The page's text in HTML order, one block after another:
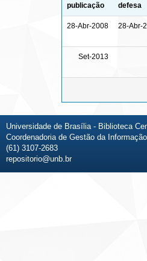
publicação
defesa
28-Abr-2008 28-Abr-
Set-2013
Universidade de Brasília - Biblioteca
Coordenadoria de Gestão da
(61) 3107-2683
repositorio@unb.br